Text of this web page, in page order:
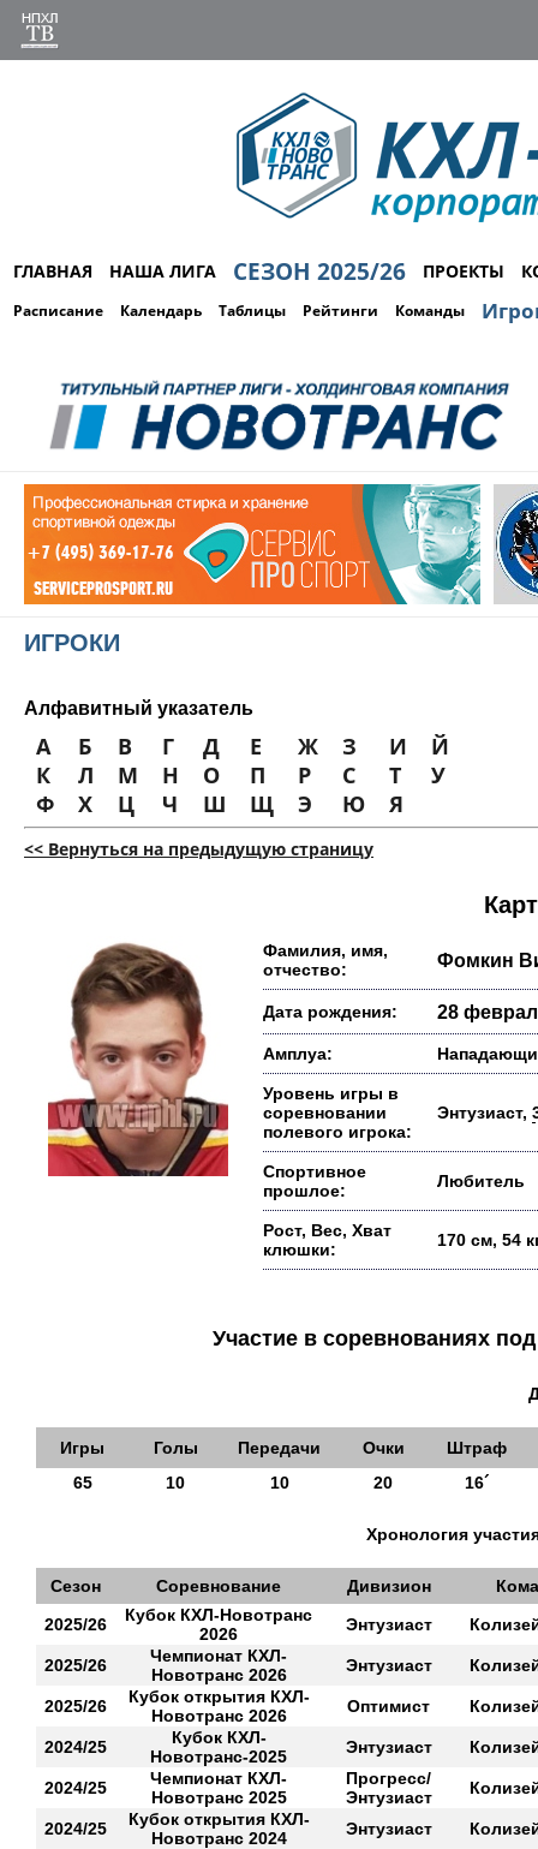
ГЛАВНАЯ НАША ЛИГА СЕЗОН 2025/26 ПРОЕКТЫ
Расписание Календарь Таблицы Рейтинги Команды
ИГРОКИ
Алфавитный указатель
А Б В Г Д Е Ж З И
Й
К
Л М Н О П Р С Т
У
Ф
Х Ц Ч Ш Щ Э Ю Я
<< Вернуться на предыдущую страницу
Фамилия, имя,
отчество:
Фомкин
Дата рождения: 28
Амплуа:
Уровень игры в
соревновании
полевого игрока:
Энтузиаст,
Спортивное
прошлое:
Любитель
Рост, Вес, Хват
клюшки:
170 см, 54
Участие в соревнованиях
Игры Голы Передачи Очки
Штраф
65
10 10 20 16´
Хронология
Сезон Соревнование Дивизион
2025/26
Кубок КХЛ-Новотранс
2026
Энтузиаст
2025/26
Чемпионат КХЛ-
Новотранс 2026
Энтузиаст
2025/26
Кубок открытия КХЛ-
Новотранс 2026
Оптимист
2024/25
Кубок КХЛ-
Новотранс-2025
Энтузиаст
2024/25
Чемпионат КХЛ-
Новотранс 2025
Прогресс/
Энтузиаст
2024/25
Кубок открытия КХЛ-
Новотранс 2024
Энтузиаст